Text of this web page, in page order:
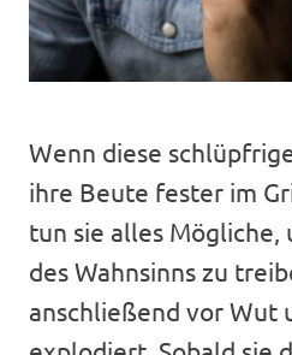
Wenn diese
ihre Beute fester im
tun sie alles Mögliche,
des Wahnsinns zu
anschließend vor Wut